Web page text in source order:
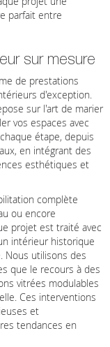
parfait entre
sur mesure
de prestations
d'exception.
sur l'art de marier
vos espaces avec
étape, depuis
en intégrant des
esthétiques et
complète
ou encore
projet est traité avec
intérieur historique
Nous utilisons des
que le recours à des
vitrées modulables
Ces interventions
et
tendances en